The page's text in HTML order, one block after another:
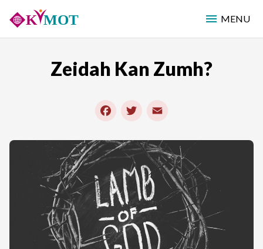
main
MENU
Zeidah Kan Zumh?
FacebookTwitter